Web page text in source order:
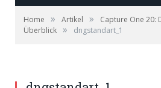
Home » Artikel »
Capture One 20:
Überblick » dngstandart_1